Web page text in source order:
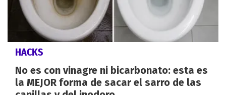
HACKS
No es con vinagre ni bicarbonato: esta es
la MEJOR forma de sacar el sarro de las